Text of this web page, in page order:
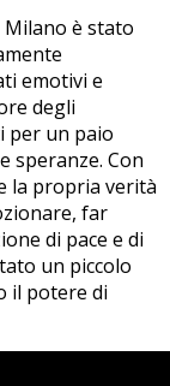
Milano è stato
emotivi e
degli
per un paio
speranze. Con
la propria verità
far
di pace e di
un piccolo
il potere di